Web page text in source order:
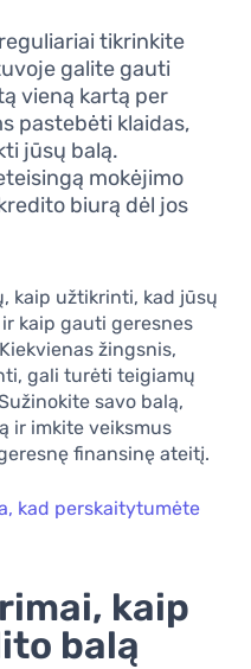
tikrinkite
galite gauti
vieną kartą per
pastebėti klaidas,
jūsų balą.
mokėjimo
biurą dėl jos
kaip užtikrinti, kad jūsų
kaip gauti geresnes
žingsnis,
gali turėti teigiamų
savo balą,
ir imkite veiksmus
finansinę ateitį.
kad perskaitytumėte
kaip
balą